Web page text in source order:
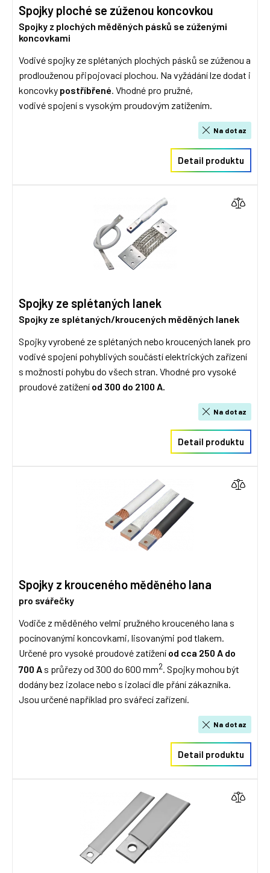
Spojky ploché se zúženou koncovkou
Spojky z plochých měděných pásků se zúženými
koncovkami
Vodivé spojky ze splétaných plochých pásků se zúženou a
prodlouženou připojovací plochou. Na vyžádání lze dodat i
koncovky postříbřené . Vhodné pro pružné,
vodivé spojení s vysokým proudovým zatížením.
Na dotaz
Detail produktu
Spojky ze splétaných lanek
Spojky ze splétaných/kroucených měděných lanek
Spojky vyrobené ze splétaných nebo kroucených lanek pro
vodivé spojení pohyblivých součástí elektrických zařízení
s možností pohybu do všech stran. Vhodné pro vysoké
proudové zatížení od 300 do 2100 A.
Na dotaz
Detail produktu
Spojky z krouceného měděného lana
pro svářečky
Vodiče z měděného velmi pružného krouceného lana s
pocínovanými koncovkami, lisovanými pod tlakem.
Určené pro vysoké proudové zatížení od cca 250 A do
700 A s průřezy od 300 do 600 mm2. Spojky mohou být
dodány bez izolace nebo s izolací dle přání zákazníka.
Jsou určené například pro svářecí zařízení.
Na dotaz
Detail produktu